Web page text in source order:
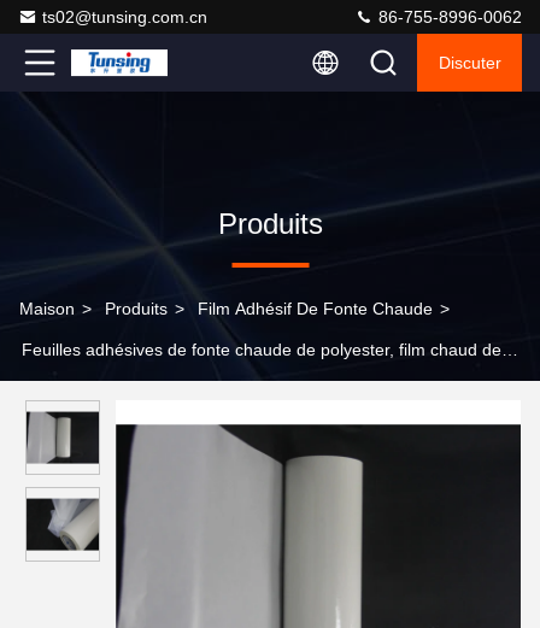
ts02@tunsing.com.cn 86-755-8996-0062
Discuter
Produits
Maison > Produits > Film Adhésif De Fonte Chaude >
Feuilles adhésives de fonte chaude de polyester, film chaud de